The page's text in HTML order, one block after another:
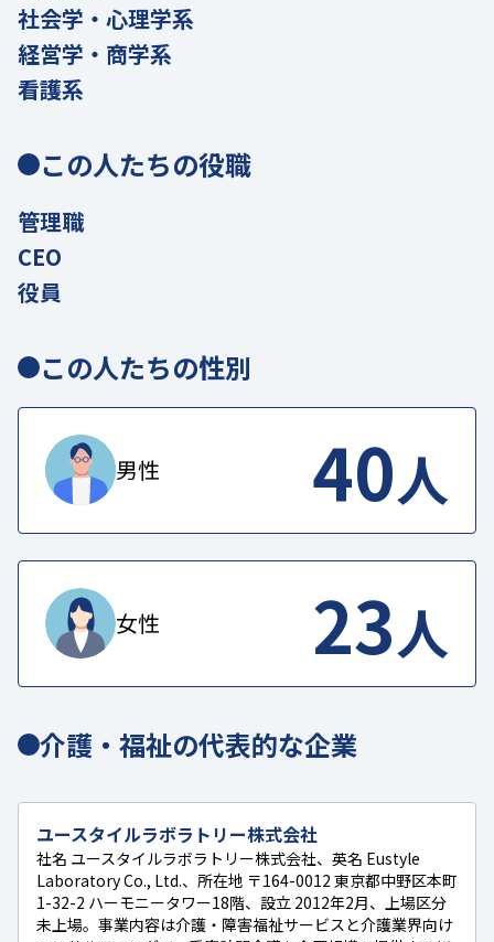
社会学・心理学系
経営学・商学系
看護系
この人たちの役職
管理職
CEO
役員
この人たちの性別
男性 40人
女性 23人
介護・福祉の代表的な企業
ユースタイルラボラトリー株式会社
社名 ユースタイルラボラトリー株式会社、英名 Eustyle
Laboratory Co., Ltd.、所在地 〒164-0012 東京都中野区本町
1-32-2 ハーモニータワー18階、設立 2012年2月、上場区分
未上場。事業内容は介護・障害福祉サービスと介護業界向け